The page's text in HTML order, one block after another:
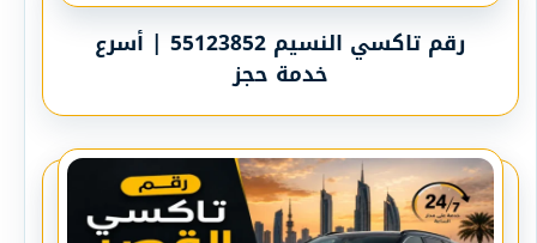
رقم تاكسي النسيم 55123852 | أسرع
خدمة حجز